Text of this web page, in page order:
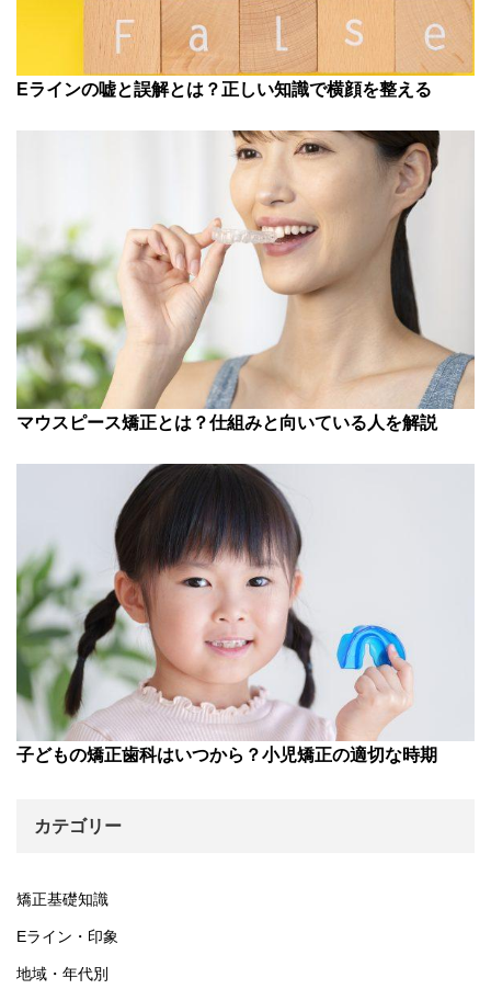
Eラインの嘘と誤解とは？正しい知識で横顔を整える
マウスピース矯正とは？仕組みと向いている人を解説
子どもの矯正歯科はいつから？小児矯正の適切な時期
カテゴリー
矯正基礎知識
Eライン・印象
地域・年代別